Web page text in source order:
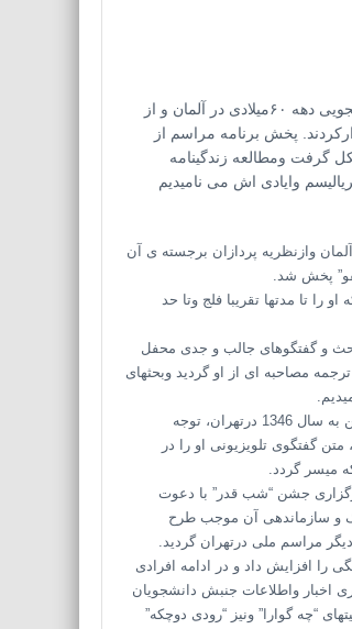
۱۱آوریل امسال مصادف با پنجاهمین سالروز ترور “رودی دوچکه” از رهبران جنبش دانشجویی دهه ۶۰میلادی در آلمان و از
پخش برنامه مراسم از
گرفت ومطالعه زندگینامه
وایادی اش می نامیدیم
سالروز ترور رودی دوچکه ازرهبران جنبش دانشجویی دهه 60میلادی درآلمان وازنظریه پردازان برجسته ی آن
پخش شد.
درسال1940 درآلمان شرقی متولد شده ودر1979 براثر عوارض به‌جا مانده ازترور1968 که او را تا مدتها تقریبا فلج وتا حد
خاطراتی از بحث و گفتگوهای جالب و جدی محفل
مصاحبه ای از او گردید وبحثهای
بدین جهت تصمیم گرفتم پس از اشاره به گفتمانی درمیان جمعی ازدانشجویان و دانش آموزان ترکمن به سال 1346 درتهران، توجه
گفتگوی تلویزیونی او را در
میسر گردد.
به برگزاری جشن “شب قدر” با دعوت
و سازماندهی آن موجب طرح
مراسم ملی درتهران گردید.
را افزایش داد و در ادامه افرادی
اخبار واطلاعات جنبش دانشجویان
“چه گوارا” ونیز “رودی دوچکه”